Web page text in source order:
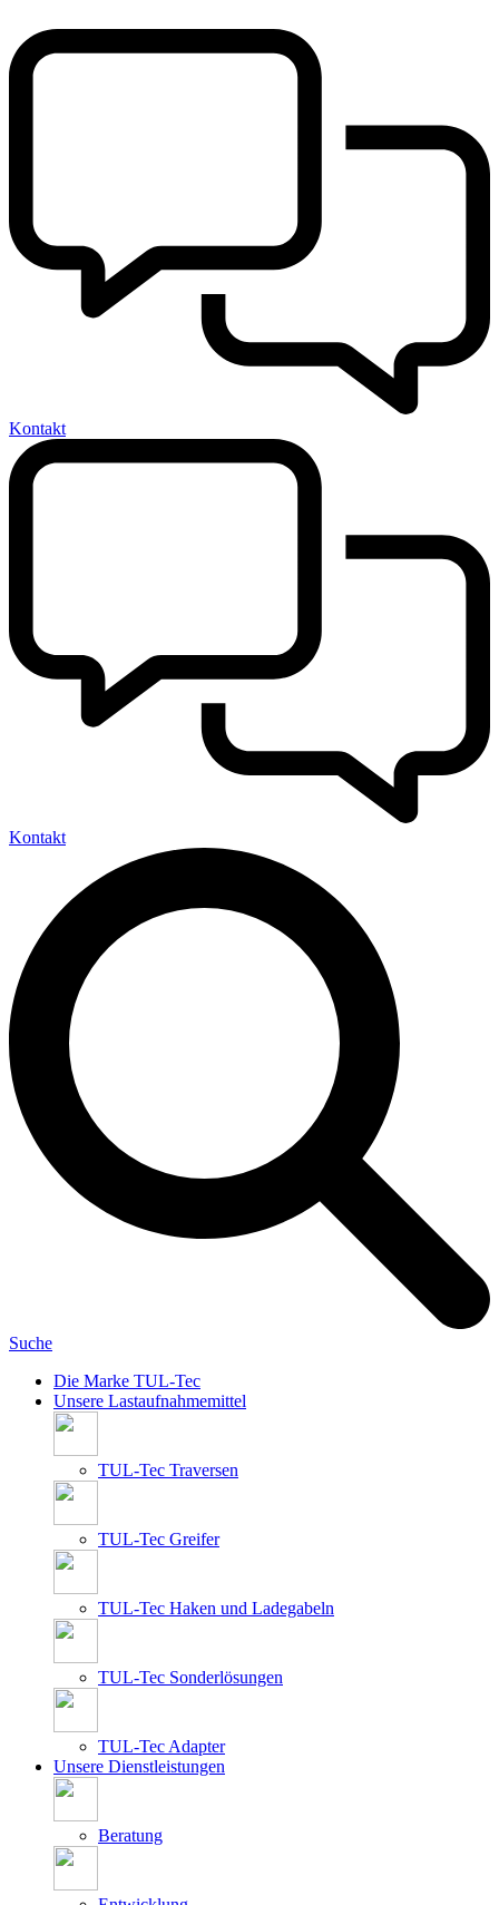
Kontakt
Kontakt
Suche
Die Marke TUL-Tec
Unsere Lastaufnahmemittel
TUL-Tec Traversen
TUL-Tec Greifer
TUL-Tec Haken und Ladegabeln
TUL-Tec Sonderlösungen
TUL-Tec Adapter
Unsere Dienstleistungen
Beratung